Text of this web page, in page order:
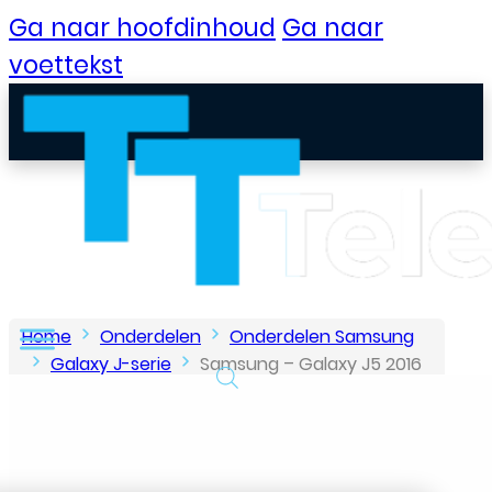
Ga naar hoofdinhoud Ga naar
voettekst
Home Onderdelen
Onderdelen Samsung
Galaxy J-serie
Samsung – Galaxy J5 2016